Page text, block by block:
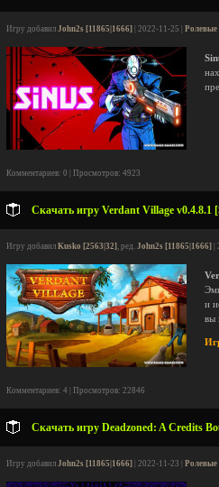
Игру добавил John2s [11865|1666] | 2022-11-25 | Ролевые
Комментариев: 0 | Просмотров: 4923
Скачать игру Verdant Village v0.4.8.1
Игру добавил Kusko [2563|32], ред. John2s [11865|1666]
и
вы
Комментариев: 4 | Просмотров: 22846
Скачать игру Deadzoned: A Credits
Игру добавил John2s [11865|1666] | 2022-11-23 | Ролевые